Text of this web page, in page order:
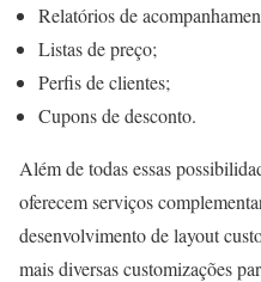
Relatórios de
Listas de preço;
Perfis de clientes;
Cupons de desconto.
Além de todas essas
oferecem serviços
desenvolvimento de layout
mais diversas customizações